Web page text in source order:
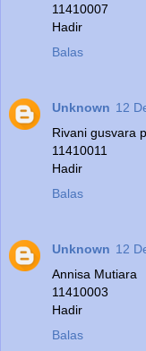
11410007
Hadir
Balas
Unknown 12
Rivani gusvara
11410011
Hadir
Balas
Unknown 12
Annisa Mutiara
11410003
Hadir
Balas